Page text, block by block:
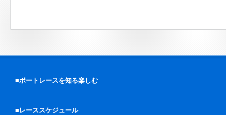
■ボートレースを知る楽しむ
■レーススケジュール